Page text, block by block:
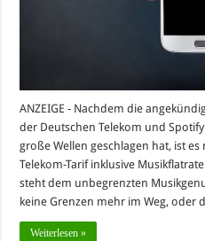
ANZEIGE - Nachdem die
der Deutschen Telekom und
große Wellen geschlagen hat, ist
Telekom-Tarif inklusive
steht dem unbegrenzten
keine Grenzen mehr im Weg, oder
Weiterlesen »